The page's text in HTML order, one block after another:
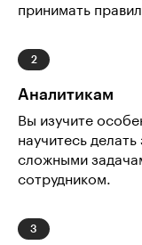
принимать
Аналитикам
Вы изучите
научитесь
сложными
сотрудником.